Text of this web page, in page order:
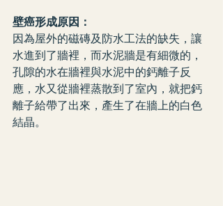
壁癌形成原因：
因為屋外的磁磚及防水工法的缺失，讓
水進到了牆裡，而水泥牆是有細微的，
孔隙的水在牆裡與水泥中的鈣離子反
應，水又從牆裡蒸散到了室內，就把鈣
離子給帶了出來，產生了在牆上的白色
結晶。